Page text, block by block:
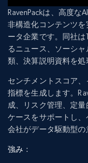
RavenPackは、高度な
非構造化コンテンツ
ータ企業です。同社
るニュース、ソーシ
類、決算説明資料を処
センチメントスコア
指標を生成します。
成、リスク管理、定
ケースをサポートし
会社がデータ駆動型の
強み ：